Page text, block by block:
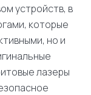
устройств, в
которые
но и
лазеры